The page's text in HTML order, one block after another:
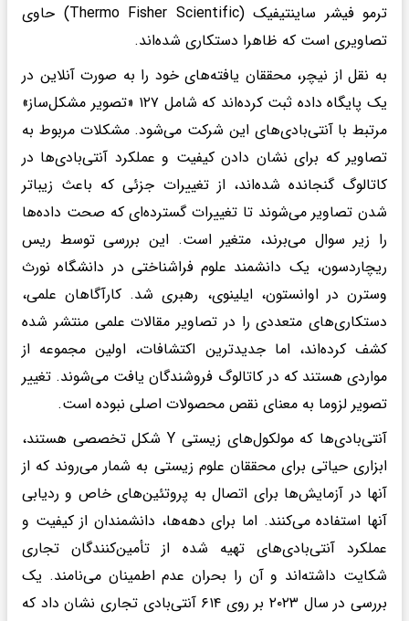
ترمو فیشر ساینتیفیک (Thermo Fisher Scientific) حاوی
تصاویری است که ظاهرا دستکاری شده‌اند.
به نقل از نیچر، محققان یافته‌های خود را به صورت آنلاین در
یک پایگاه داده ثبت کرده‌اند که شامل ۱۲۷ «تصویر مشکل‌ساز»
مرتبط با آنتی‌بادی‌های این شرکت می‌شود. مشکلات مربوط به
تصاویر که برای نشان دادن کیفیت و عملکرد آنتی‌بادی‌ها در
کاتالوگ گنجانده شده‌اند، از تغییرات جزئی که باعث زیباتر
شدن تصاویر می‌شوند تا تغییرات گسترده‌ای که صحت داده‌ها
را زیر سوال می‌برند، متغیر است. این بررسی توسط ریس
ریچاردسون، یک دانشمند علوم فراشناختی در دانشگاه نورث
وسترن در اوانستون، ایلینوی، رهبری شد. کارآگاهان علمی،
دستکاری‌های متعددی را در تصاویر مقالات علمی منتشر شده
کشف کرده‌اند، اما جدیدترین اکتشافات، اولین مجموعه از
مواردی هستند که در کاتالوگ فروشندگان یافت می‌شوند. تغییر
تصویر لزوما به معنای نقص محصولات اصلی نبوده است.
آنتی‌بادی‌ها که مولکول‌های زیستی Y شکل تخصصی هستند،
ابزاری حیاتی برای محققان علوم زیستی به شمار می‌روند که از
آنها در آزمایش‌ها برای اتصال به پروتئین‌های خاص و ردیابی
آنها استفاده می‌کنند. اما برای دهه‌ها، دانشمندان از کیفیت و
عملکرد آنتی‌بادی‌های تهیه شده از تأمین‌کنندگان تجاری
شکایت داشته‌اند و آن را بحران عدم اطمینان می‌نامند. یک
بررسی در سال ۲۰۲۳ بر روی ۶۱۴ آنتی‌بادی تجاری نشان داد که